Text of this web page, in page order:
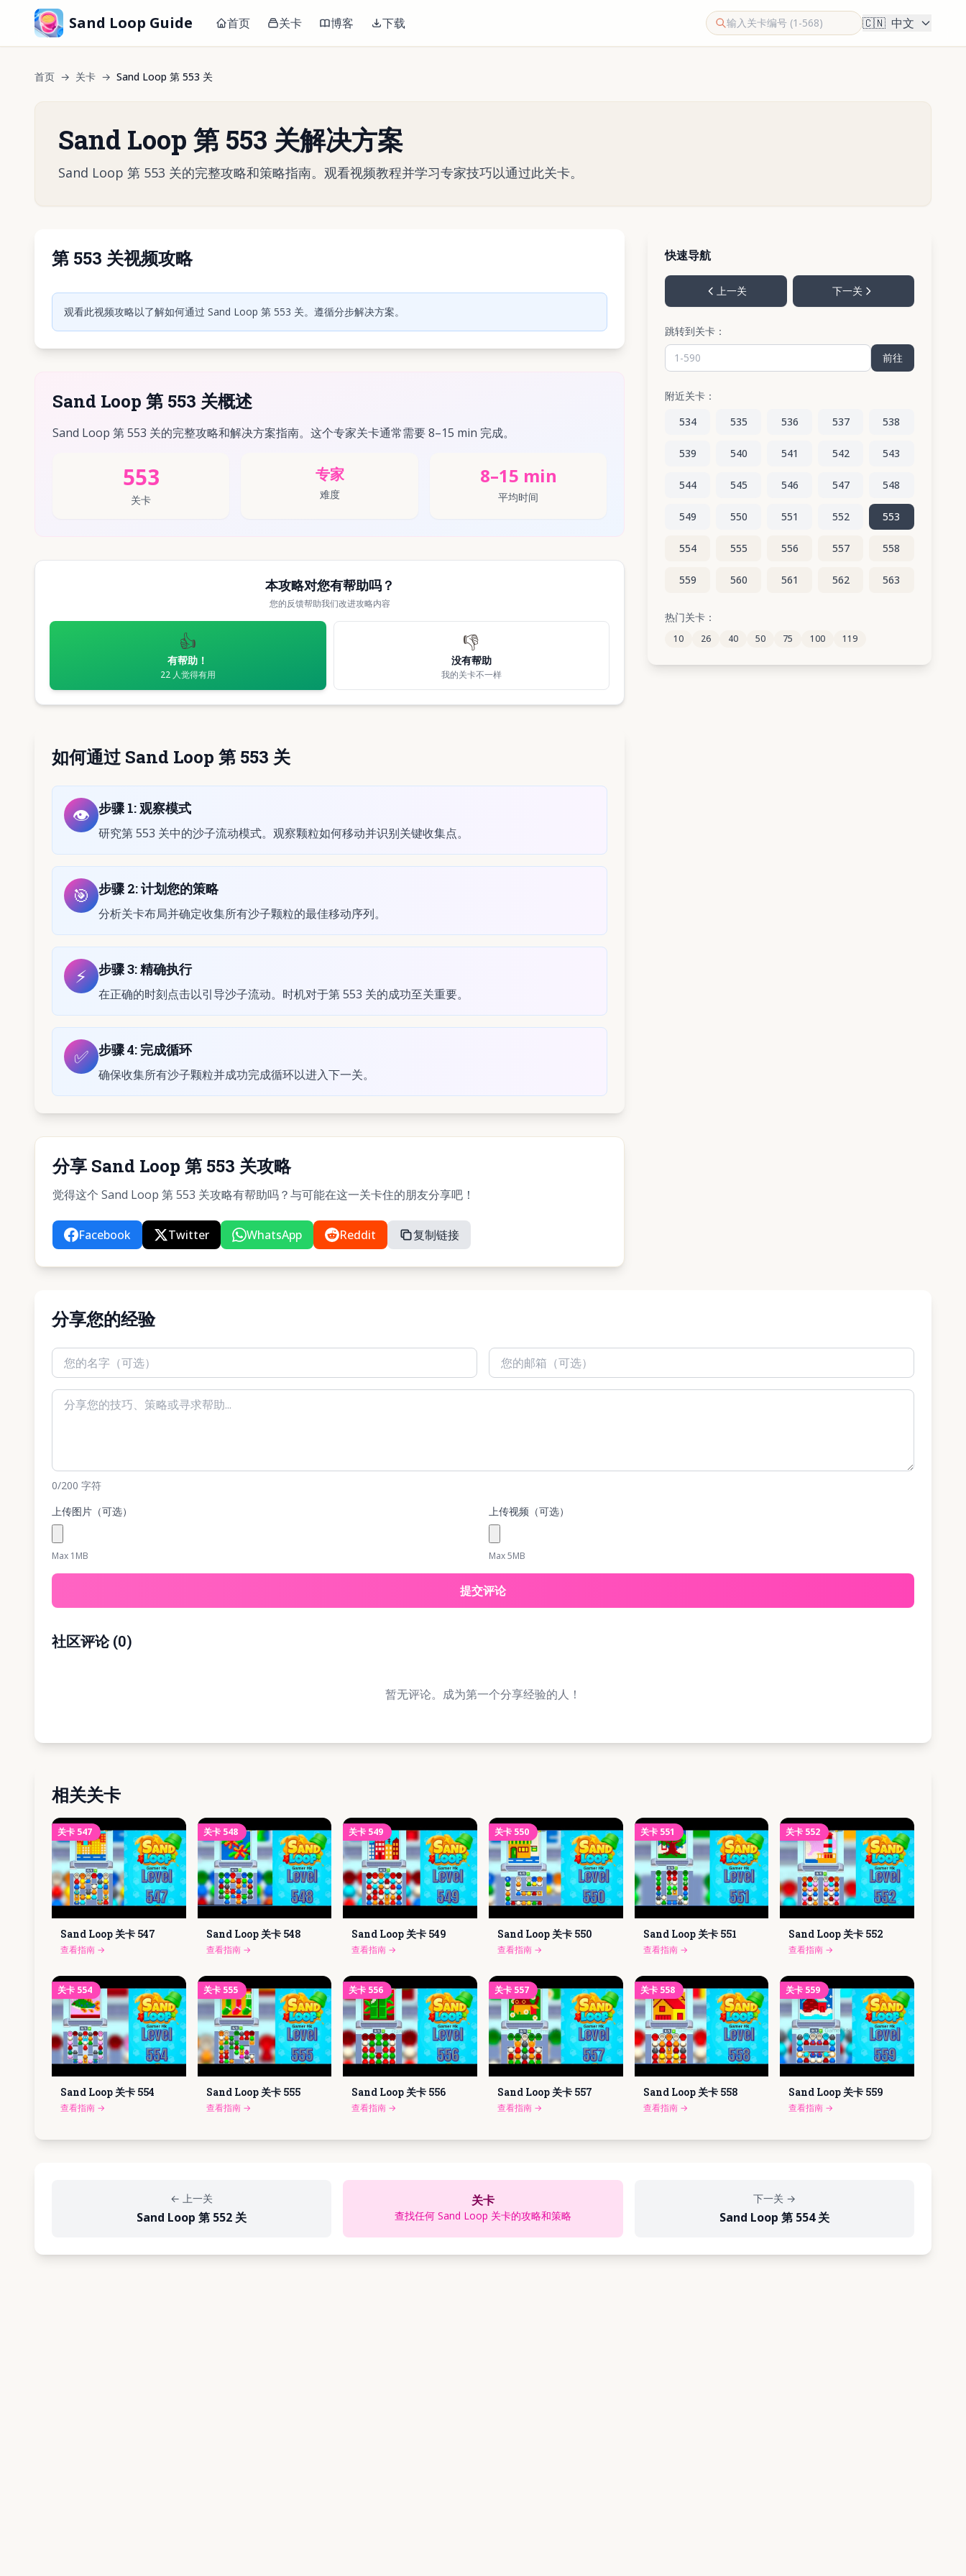
Sand Loop Guide 首页 关卡 博客 下载 🇨🇳 中文
首页 → 关卡 → Sand Loop 第 553 关
Sand Loop 第 553 关解决方案
Sand Loop 第 553 关的完整攻略和策略指南。观看视频教程并学习专家技巧以通过此关卡。
第 553 关视频攻略
观看此视频攻略以了解如何通过 Sand Loop 第 553 关。遵循分步解决方案。
Sand Loop 第 553 关概述
Sand Loop 第 553 关的完整攻略和解决方案指南。这个专家关卡通常需要 8–15 min 完成。
553
关卡
专家
难度
8–15 min
平均时间
本攻略对您有帮助吗？
您的反馈帮助我们改进攻略内容
👍
有帮助！
22 人觉得有用
👎
没有帮助
我的关卡不一样
如何通过 Sand Loop 第 553 关
👁️ 步骤 1:观察模式
研究第 553 关中的沙子流动模式。观察颗粒如何移动并识别关键收集点。
🎯 步骤 2:计划您的策略
分析关卡布局并确定收集所有沙子颗粒的最佳移动序列。
⚡ 步骤3:精确执行
在正确的时刻点击以引导沙子流动。时机对于第 553 关的成功至关重要。
✅ 步骤4: 完成循环
确保收集所有沙子颗粒并成功完成循环以进入下一关。
分享 Sand Loop 第 553 关攻略
觉得这个 Sand Loop 第 553 关攻略有帮助吗？与可能在这一关卡住的朋友分享吧！
Facebook Twitter WhatsApp Reddit 复制链接
快速导航
上一关 下一关
跳转到关卡：
前往
附近关卡：
534
535 536 537 538
539 540 541 542 543
544 545 546 547 548
549 550 551 552 553
554 555 556 557 558
559 560 561 562 563
564
569 570 571 572
热门关卡：
10 26 40 50 75 100 119
分享您的经验
0/200 字符
上传图片（可选）
Max 1MB
上传视频（可选）
Max 5MB
提交评论
社区评论(0)
暂无评论。成为第一个分享经验的人！
相关关卡
关卡 547
Sand Loop 关卡 547
查看指南 →
关卡 548
Sand Loop 关卡 548
查看指南→
关卡 549
Sand Loop 关卡 549
查看指南 →
关卡 550
Sand Loop 关卡 550
查看指南→
关卡 551
Sand Loop 关卡 551
查看指南→
关卡 552
Sand Loop 关卡 552
查看指南 →
关卡 554
Sand Loop 关卡 554
查看指南 →
关卡 555
Sand Loop 关卡 555
查看指南→
关卡 556
Sand Loop 关卡 556
查看指南 →
关卡 557
Sand Loop 关卡 557
查看指南→
关卡 558
Sand Loop 关卡 558
查看指南→
关卡 559
Sand Loop 关卡 559
查看指南 →
←上一关
Sand Loop 第 552 关
关卡
查找任何 Sand Loop 关卡的攻略和策略
下一关 →
Sand Loop 第 554 关